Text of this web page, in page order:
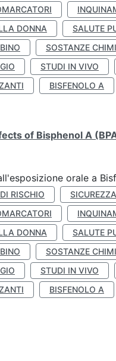
DONNA SALUTE
SOSTANZE
STUDI IN VIVO
BISFENOLO A
of Bisphenol A
orale a
RISCHIO
DONNA SALUTE
SOSTANZE
STUDI IN VIVO
BISFENOLO A